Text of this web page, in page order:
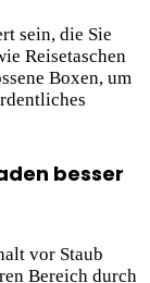
sein, die Sie
Reisetaschen
Boxen, um
besser
vor Staub
Bereich durch